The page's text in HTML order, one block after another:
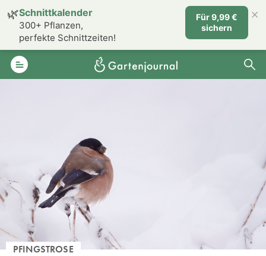
PFINGSTROSE
🌿Schnittkalender
300+ Pflanzen,
perfekte Schnittzeiten!
Für 9,99 €
sichern
×